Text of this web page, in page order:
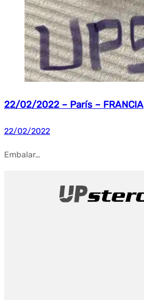
22/02/2022 – París – FRANCIA
22/02/2022
Embalar…